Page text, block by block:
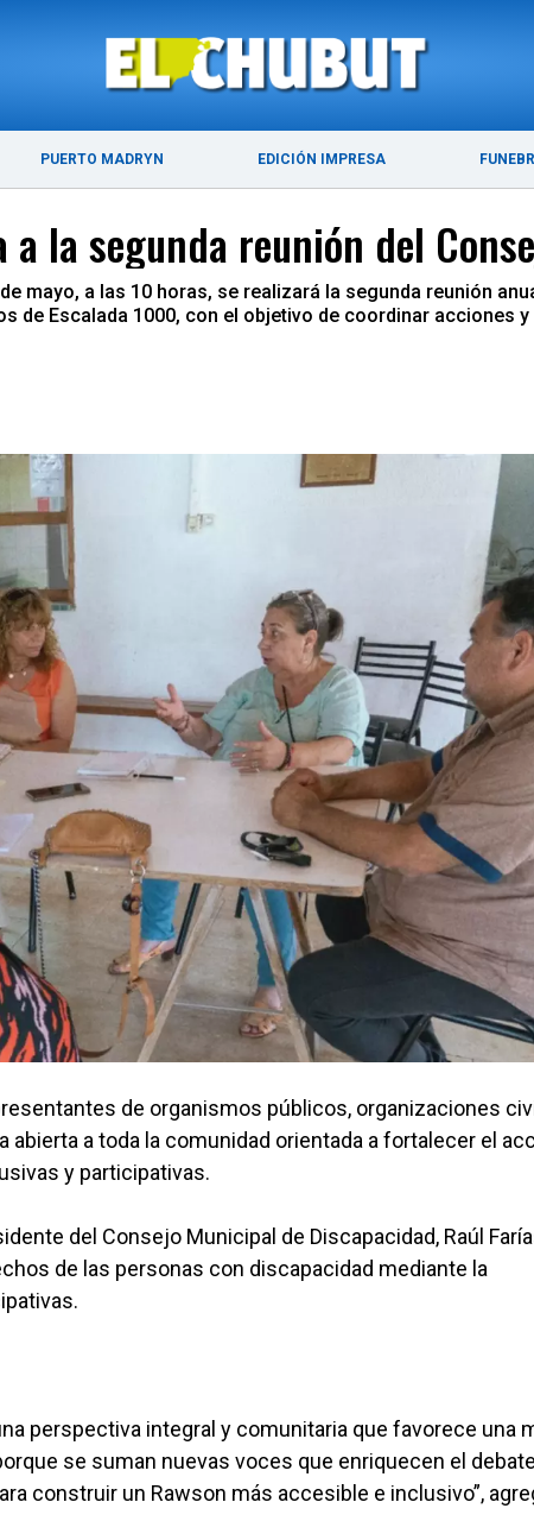
PUERTO MADRYN EDICIÓN IMPRESA
ÚLTIMAS NOTICIAS PUERTO MADRYN
a la segunda reunión del
mayo, a las 10 horas, se realizará la segunda reunión
de Escalada 1000, con el objetivo de coordinar acciones
de organismos públicos, organizaciones
a toda la comunidad orientada a fortalecer el
y participativas.
del Consejo Municipal de Discapacidad, Raúl
de las personas con discapacidad mediante la
perspectiva integral y comunitaria que favorece una
se suman nuevas voces que enriquecen el
construir un Rawson más accesible e inclusivo”,